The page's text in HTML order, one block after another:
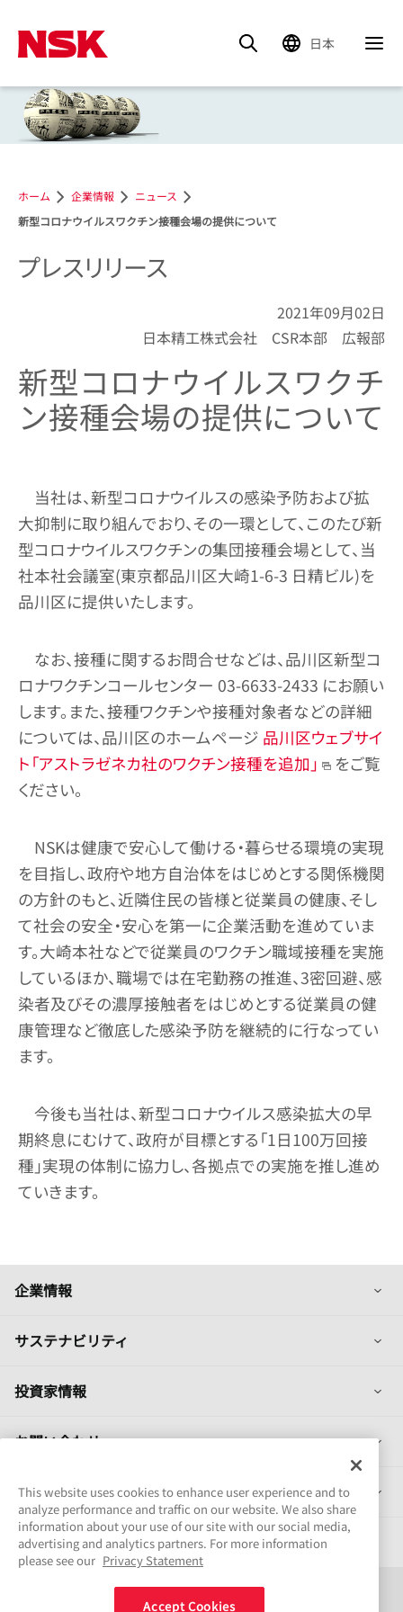
ホーム 企業情報
ニュース
新型コロナウイルスワクチン接種会場の提供について
日本
プレスリリース
2021年09月02日
日本精工株式会社 CSR本部 広報部
新型コロナウイルスワクチ
ン接種会場の提供について
当社は、新型コロナウイルスの感染予防および拡
大抑制に取り組んでおり、その一環として、このたび新
型コロナウイルスワクチンの集団接種会場として、当
社本社会議室(東京都品川区大崎1-6-3 日精ビル)を
品川区に提供いたします。
なお、接種に関するお問合せなどは、品川区新型コ
ロナワクチンコールセンター 03-6633-2433 にお願い
します。また、接種ワクチンや接種対象者などの詳細
については、品川区のホームページ 品川区ウェブサイ
ト「アストラゼネカ社のワクチン接種を追加」
をご覧
ください。
NSKは健康で安心して働ける・暮らせる環境の実現
を目指し、政府や地方自治体をはじめとする関係機関
の方針のもと、近隣住民の皆様と従業員の健康、そし
て社会の安全・安心を第一に企業活動を進めていま
す。大崎本社などで従業員のワクチン職域接種を実施
しているほか、職場では在宅勤務の推進、3密回避、感
染者及びその濃厚接触者をはじめとする従業員の健
康管理など徹底した感染予防を継続的に行なってい
ます。
今後も当社は、新型コロナウイルス感染拡大の早
期終息にむけて、政府が目標とする「1日100万回接
種」実現の体制に協力し、各拠点での実施を推し進め
ていきます。
企業情報 列
サステナビリティ 列
投資家情報 列
お問い合わせ 列
製品情報 列
採用情報
This website uses cookies to enhance user experience and to
analyze performance and traffic on our website. We also share
information about your use of our site with our social media,
advertising and analytics partners. For more information
please see our Privacy Statement
Accept Cookies